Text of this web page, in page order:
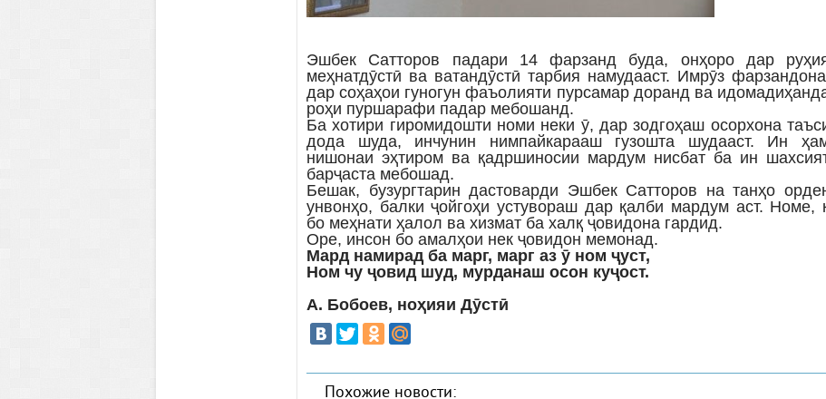
Эшбек Сатторов падари 14 фарзанд буда, онҳоро дар
меҳнатдӯстӣ ва ватандӯстӣ тарбия намудааст. Имрӯз
дар соҳаҳои гуногун фаъолияти пурсамар доранд ва
роҳи пуршарафи падар мебошанд.
Ба хотири гиромидошти номи неки ӯ, дар зодгоҳаш осорхона
дода шуда, инчунин нимпайкарааш гузошта шудааст. Ин
нишонаи эҳтиром ва қадршиносии мардум нисбат ба ин
барҷаста мебошад.
Бешак, бузургтарин дастоварди Эшбек Сатторов на танҳо
унвонҳо, балки ҷойгоҳи устувораш дар қалби мардум аст. Номе,
бо меҳнати ҳалол ва хизмат ба халқ ҷовидона гардид.
Оре, инсон бо амалҳои нек ҷовидон мемонад.
Мард намирад ба марг, марг аз ӯ ном ҷуст,
Ном чу ҷовид шуд, мурданаш осон куҷост.
А. Бобоев, ноҳияи Дӯстӣ
Похожие новости: